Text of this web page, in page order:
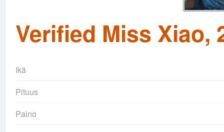
Verified Miss Xiao,
Ikä
Pituus
Paino